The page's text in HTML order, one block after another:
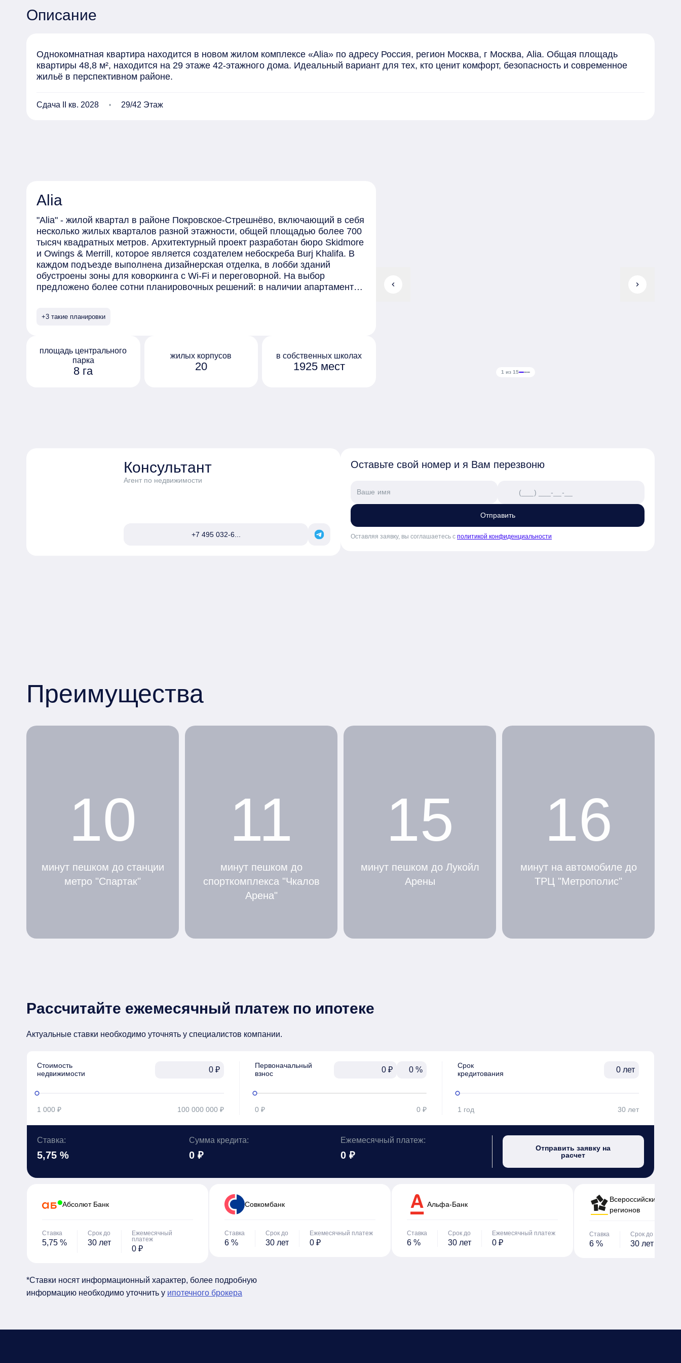
Описание
Однокомнатная квартира находится в новом жилом комплексе «Alia» по адресу Россия, регион Москва, г Москва, Alia. Общая площадь
квартиры 48,8 м², находится на 29 этаже 42-этажного дома. Идеальный вариант для тех, кто ценит комфорт, безопасность и современное
жильё в перспективном районе.
Сдача II кв. 2028 29/42 Этаж
Alia
"Alia" - жилой квартал в районе Покровское-Стрешнёво, включающий в себя
несколько жилых кварталов разной этажности, общей площадью более 700
тысяч квадратных метров. Архитектурный проект разработан бюро Skidmore
и Owings & Merrill, которое является создателем небоскреба Burj Khalifa. В
каждом подъезде выполнена дизайнерская отделка, в лобби зданий
обустроены зоны для коворкинга с Wi-Fi и переговорной. На выбор
предложено более сотни планировочных решений: в наличии апартаменты,
окнами на 4 стороны и возможностью установки камина, квартиры с
отделкой. Комплекса закрыт от машин и случайных прохожих. Вход
осуществляется по специальным картам. Проект ландшафтного дизайна
разработан в компании Gillespies. На территории - центральный парк
+3 такие планировки
8 га
площадь центрального
парка
20
жилых корпусов
1925 мест
в собственных школах
chevron_left chevron_right
1 из 15
Консультант
Агент по недвижимости
+7 495 032-6...
Оставьте свой номер и я Вам перезвоню
Отправить
Оставляя заявку, вы соглашаетесь с политикой конфиденциальности
Преимущества
10
минут пешком до станции
метро "Спартак"
11
минут пешком до
спорткомплекса "Чкалов
Арена"
15
минут пешком до Лукойл
Арены
16
минут на автомобиле до
ТРЦ "Метрополис"
Рассчитайте ежемесячный платеж по ипотеке
Актуальные ставки необходимо уточнять у специалистов компании.
Стоимость
недвижимости
₽
1 000 ₽ 100 000 000 ₽
Первоначальный
взнос
₽ %
0 ₽ 0 ₽
Срок
кредитования
лет
1 год 30 лет
Ставка:
5,75 %
Сумма кредита:
0 ₽
Ежемесячный платеж:
0 ₽
Отправить заявку на
расчет
Абсолют Банк
Ставка
5,75 %
Срок до
30 лет
Ежемесячный
платеж
0 ₽
Cовкомбанк
Ставка
6 %
Срок до
30 лет
Ежемесячный платеж
0 ₽
Альфа-Банк
Ставка
6 %
Срок до
30 лет
Ежемесячный платеж
0 ₽
Всероссийский банк
регионов
Ставка
6 %
Срок до
30 лет
*Ставки носят информационный характер, более подробную
информацию необходимо уточнить у ипотечного брокера